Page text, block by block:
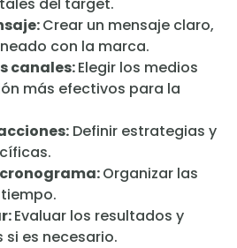
Crear un mensaje claro,
con la marca.
canales:Elegir los medios
más efectivos para la
Definir estrategias y
Organizar las
Evaluar los resultados y
si es necesario.